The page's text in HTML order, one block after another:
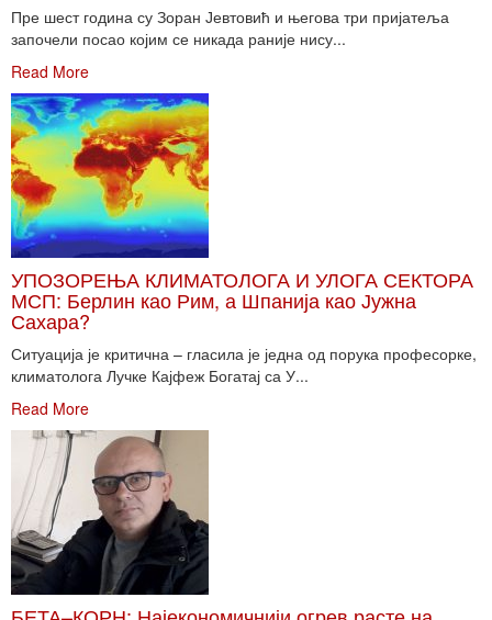
Пре шест година су Зоран Јевтовић и његова три пријатеља
започели посао којим се никада раније нису...
Read More
УПОЗОРЕЊА КЛИМАТОЛОГА И УЛОГА СЕКТОРА
МСП: Берлин као Рим, а Шпанија као Јужна
Сахара?
Ситуација је критична – гласила је једна од порука професорке,
климатолога Лучке Кајфеж Богатај са У...
Read More